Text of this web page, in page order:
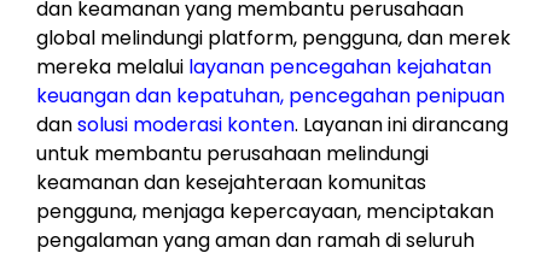
dan keamanan yang membantu perusahaan
global melindungi platform, pengguna, dan merek
mereka melalui layanan pencegahan kejahatan
keuangan dan kepatuhan, pencegahan penipuan
dansolusi moderasi konten. Layanan ini dirancang
untuk membantu perusahaan melindungi
keamanan dan kesejahteraan komunitas
pengguna, menjaga kepercayaan, menciptakan
pengalaman yang aman dan ramah di seluruh